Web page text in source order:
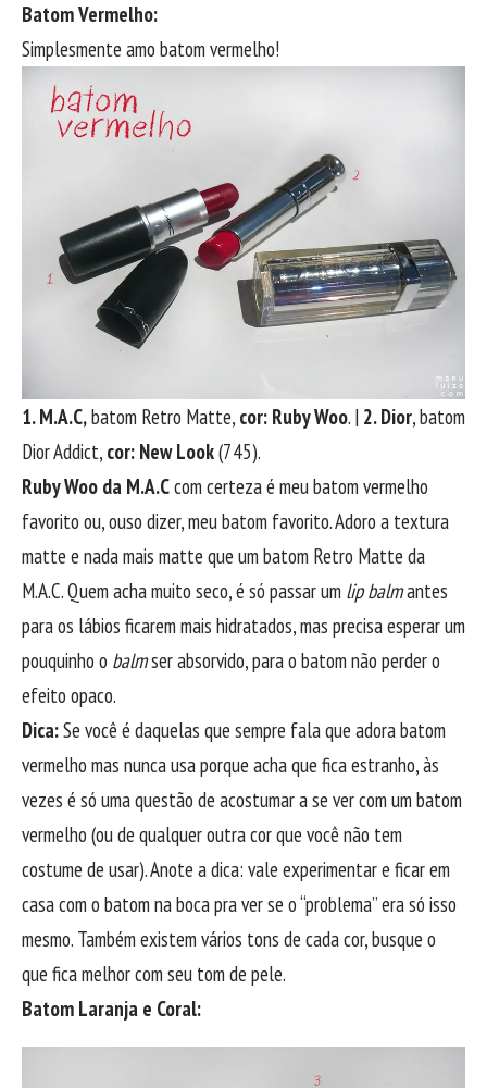
Batom Vermelho:
Simplesmente amo batom vermelho!
1. M.A.C,batom Retro Matte, cor: Ruby Woo. | 2. Dior, batom
Dior Addict, cor: New Look(745).
Ruby Woo da M.A.Ccom certeza é meu batom vermelho
favorito ou, ouso dizer, meu batom favorito. Adoro a textura
matte e nada mais matte que um batom Retro Matte da
M.A.C. Quem acha muito seco, é só passar um lip balmantes
para os lábios ficarem mais hidratados, mas precisa esperar um
pouquinho o balmser absorvido, para o batom não perder o
efeito opaco.
Dica:Se você é daquelas que sempre fala que adora batom
vermelho mas nunca usa porque acha que fica estranho, às
vezes é só uma questão de acostumar a se ver com um batom
vermelho (ou de qualquer outra cor que você não tem
costume de usar). Anote a dica: vale experimentar e ficar em
casa com o batom na boca pra ver se o “problema” era só isso
mesmo. Também existem vários tons de cada cor, busque o
que fica melhor com seu tom de pele.
Batom Laranja e Coral: